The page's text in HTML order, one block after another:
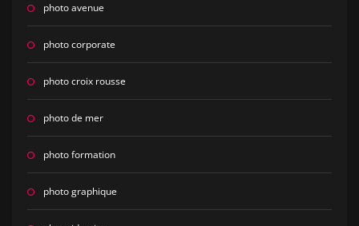
photo avenue
photo corporate
photo croix rousse
photo de mer
photo formation
photo graphique